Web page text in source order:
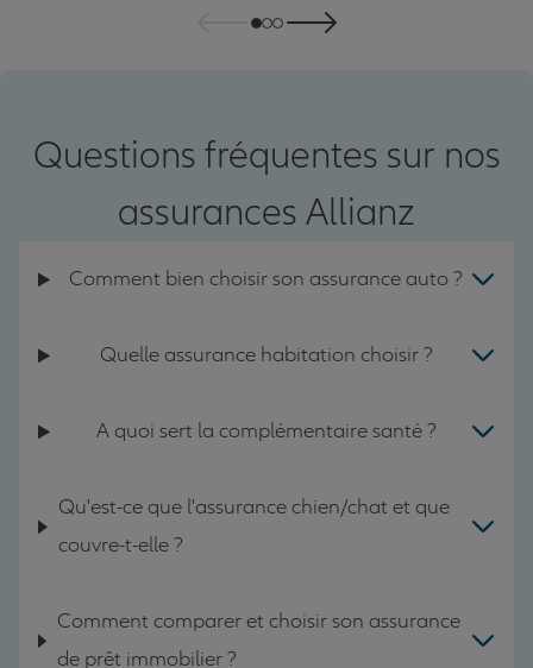
Questions fréquentes sur nos
assurances Allianz
Comment bien choisir son assurance auto ?
Quelle assurance habitation choisir ?
A quoi sert la complémentaire santé ?
Qu'est-ce que l'assurance chien/chat et que
couvre-t-elle ?
Comment comparer et choisir son assurance
de prêt immobilier ?